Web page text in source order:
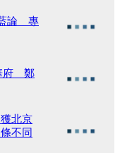
論 專
府 鄭
北京
不同